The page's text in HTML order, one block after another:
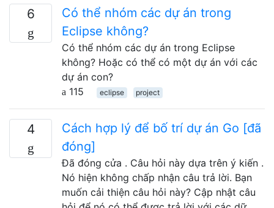
6
Có thể nhóm các dự án trong
Eclipse không?
Có thể nhóm các dự án trong Eclipse
không? Hoặc có thể có một dự án với các
dự án con?
115
eclipse project
4
Cách hợp lý để bố trí dự án Go [đã
đóng]
Đã đóng cửa . Câu hỏi này dựa trên ý kiến .
Nó hiện không chấp nhận câu trả lời. Bạn
muốn cải thiện câu hỏi này? Cập nhật câu